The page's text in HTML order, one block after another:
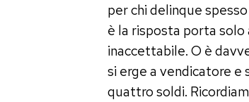
per chi delinque
è la risposta porta solo
inaccettabile. O è
si erge a vendicatore e
quattro soldi.